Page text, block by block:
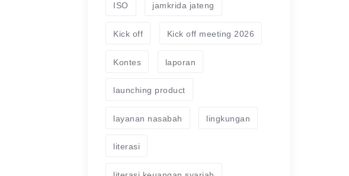
ISO jamkrida jateng
Kick off Kick off meeting 2026
Kontes laporan
launching product
layanan nasabah lingkungan
literasi
literasi keuangan syariah